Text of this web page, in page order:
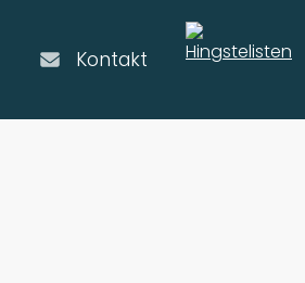
Kontakt